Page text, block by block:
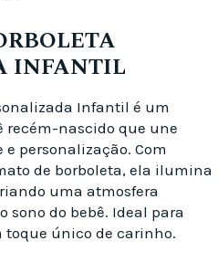
INFANTIL
Infantil é um
recém-nascido que une
personalização. Com
de borboleta, ela ilumina
uma atmosfera
sono do bebê. Ideal para
toque único de carinho.